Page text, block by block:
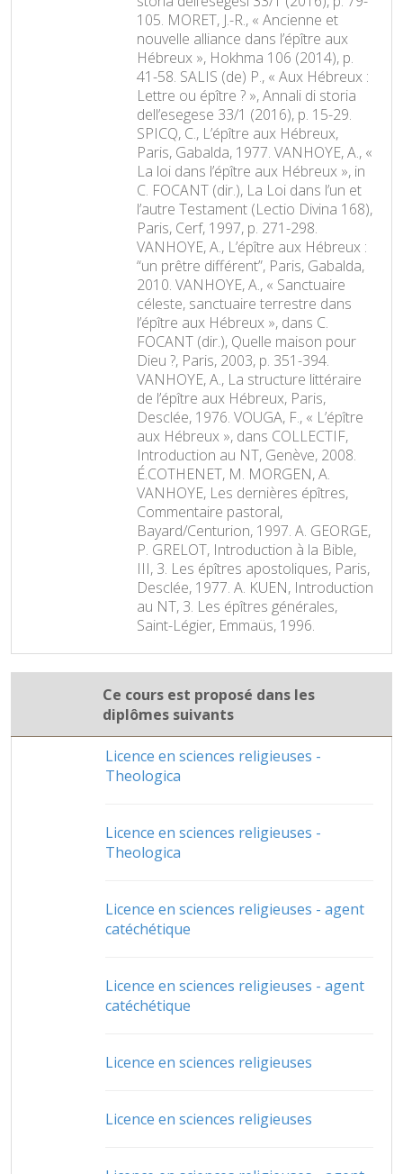
105. MORET, J.-R., « Ancienne et
nouvelle alliance dans l’épître aux
Hébreux », Hokhma 106 (2014), p.
41-58. SALIS (de) P., « Aux Hébreux :
Lettre ou épître ? », Annali di storia
dell’esegese 33/1 (2016), p. 15-29.
SPICQ, C., L’épître aux Hébreux,
Paris, Gabalda, 1977. VANHOYE, A., «
La loi dans l’épître aux Hébreux », in
C. FOCANT (dir.), La Loi dans l’un et
l’autre Testament (Lectio Divina 168),
Paris, Cerf, 1997, p. 271-298.
VANHOYE, A., L’épître aux Hébreux :
“un prêtre différent”, Paris, Gabalda,
2010. VANHOYE, A., « Sanctuaire
céleste, sanctuaire terrestre dans
l’épître aux Hébreux », dans C.
FOCANT (dir.), Quelle maison pour
Dieu ?, Paris, 2003, p. 351-394.
VANHOYE, A., La structure littéraire
de l’épître aux Hébreux, Paris,
Desclée, 1976. VOUGA, F., « L’épître
aux Hébreux », dans COLLECTIF,
Introduction au NT, Genève, 2008.
É.COTHENET, M. MORGEN, A.
VANHOYE, Les dernières épîtres,
Commentaire pastoral,
Bayard/Centurion, 1997. A. GEORGE,
P. GRELOT, Introduction à la Bible,
III, 3. Les épîtres apostoliques, Paris,
Desclée, 1977. A. KUEN, Introduction
au NT, 3. Les épîtres générales,
Saint-Légier, Emmaüs, 1996.
Ce cours est proposé dans les
diplômes suivants
Licence en sciences religieuses -
Theologica
Licence en sciences religieuses -
Theologica
Licence en sciences religieuses - agent
catéchétique
Licence en sciences religieuses - agent
catéchétique
Licence en sciences religieuses
Licence en sciences religieuses